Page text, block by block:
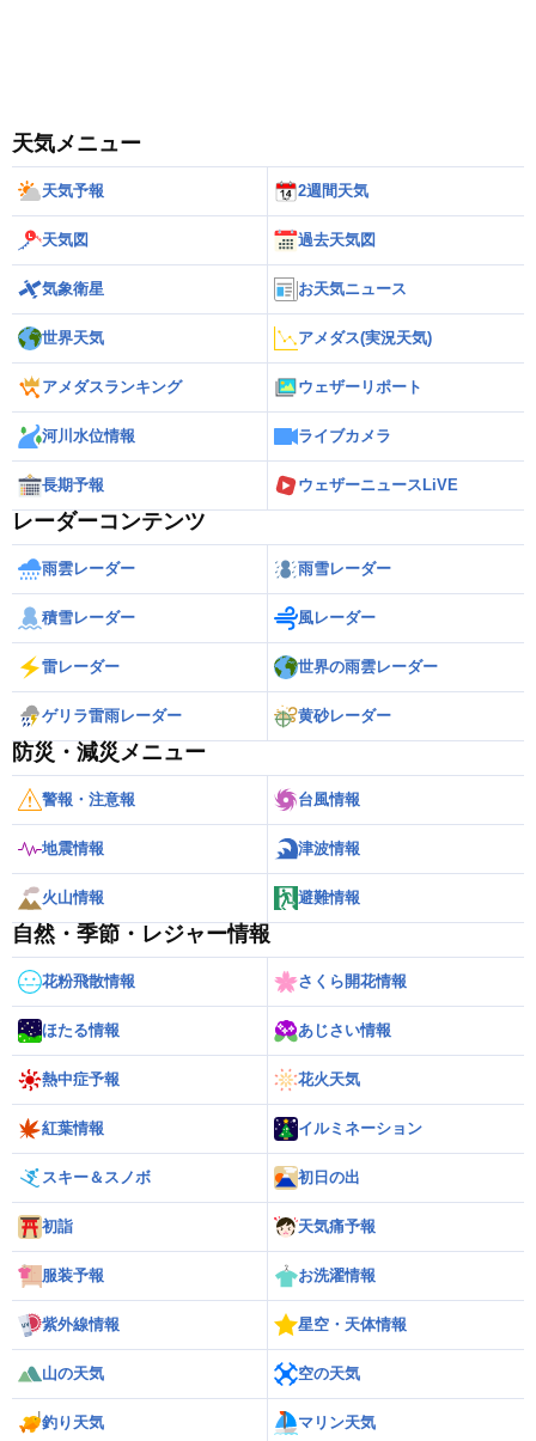
天気メニュー
天気予報 2週間天気
天気図 過去天気図
気象衛星 お天気ニュース
世界天気 アメダス(実況天気)
アメダスランキング ウェザーリポート
河川水位情報 ライブカメラ
長期予報 ウェザーニュースLiVE
レーダーコンテンツ
雨雲レーダー 雨雪レーダー
積雪レーダー 風レーダー
雷レーダー 世界の雨雲レーダー
ゲリラ雷雨レーダー 黄砂レーダー
防災・減災メニュー
警報・注意報 台風情報
地震情報 津波情報
火山情報 避難情報
自然・季節・レジャー情報
花粉飛散情報 さくら開花情報
ほたる情報 あじさい情報
熱中症予報 花火天気
紅葉情報 イルミネーション
スキー＆スノボ 初日の出
初詣 天気痛予報
服装予報 お洗濯情報
紫外線情報 星空・天体情報
山の天気 空の天気
釣り天気 マリン天気